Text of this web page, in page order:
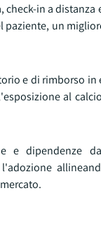
in a distanza
un
e di rimborso in
al
e dipendenze